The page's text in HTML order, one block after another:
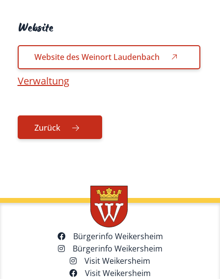
Website
Website des Weinort Laudenbach
Verwaltung
Zurück
Bürgerinfo Weikersheim
Bürgerinfo Weikersheim
Visit Weikersheim
Visit Weikersheim